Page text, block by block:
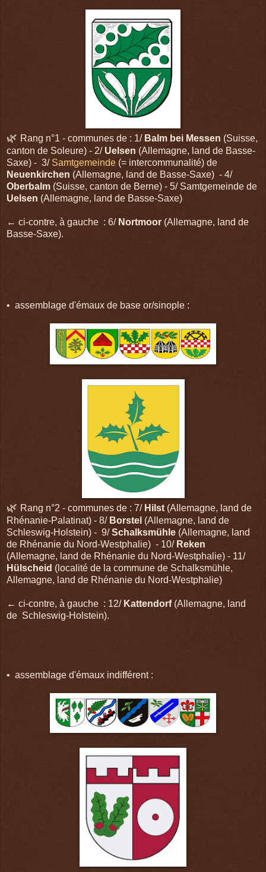
🌿 Rang n°1 - communes de : 1/ Balm bei Messen (Suisse,
canton de Soleure) - 2/ Uelsen (Allemagne, land de Basse-
Saxe) - 3/ Samtgemeinde (= intercommunalité) de
Neuenkirchen (Allemagne, land de Basse-Saxe) - 4/
Oberbalm (Suisse, canton de Berne) - 5/ Samtgemeinde de
Uelsen (Allemagne, land de Basse-Saxe)
← ci-contre, à gauche : 6/ Nortmoor (Allemagne, land de
Basse-Saxe).
• assemblage d'émaux de base or/sinople :
🌿 Rang n°2 - communes de : 7/ Hilst (Allemagne, land de
Rhénanie-Palatinat) - 8/ Borstel (Allemagne, land de
Schleswig-Holstein) - 9/Schalksmühle (Allemagne, land
de Rhénanie du Nord-Westphalie) - 10/ Reken
(Allemagne, land de Rhénanie du Nord-Westphalie) - 11/
Hülscheid (localité de la commune de Schalksmühle,
Allemagne, land de Rhénanie du Nord-Westphalie)
← ci-contre, à gauche : 12/ Kattendorf (Allemagne, land
de Schleswig-Holstein).
• assemblage d'émaux indifférent :